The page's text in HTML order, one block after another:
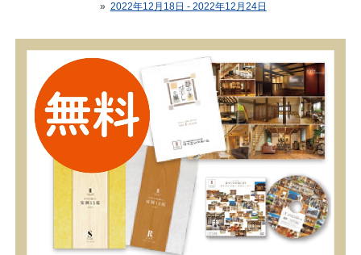
» 2022年12月18日 - 2022年12月24日